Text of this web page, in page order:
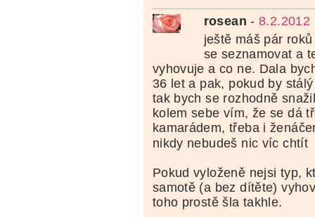
rosean -8.2.2012
ještě máš pár
se seznamovat a
vyhovuje a co ne. Dala
36 let a pak, pokud by
tak bych se rozhodně
kolem sebe vím, že se dá
kamarádem, třeba i
nikdy nebudeš nic víc chtít
Pokud vyloženě nejsi typ,
samotě (a bez dítěte)
toho prostě šla takhle.